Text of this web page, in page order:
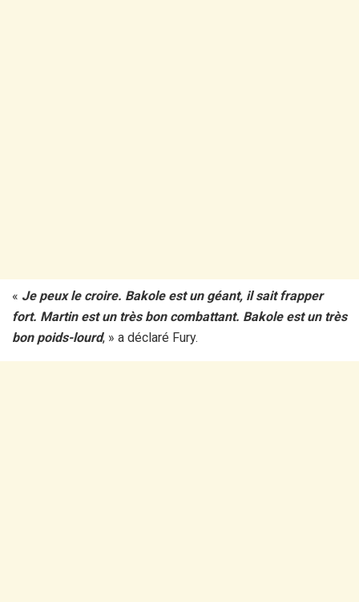
« Je peux le croire. Bakole est un géant, il sait frapper
fort. Martin est un très bon combattant. Bakole est un très
bon poids-lourd, » a déclaré Fury.